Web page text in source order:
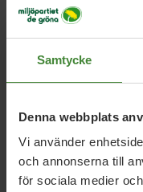
Samtycke
Denna webbplats
Vi använder
och annonserna till
för sociala medier